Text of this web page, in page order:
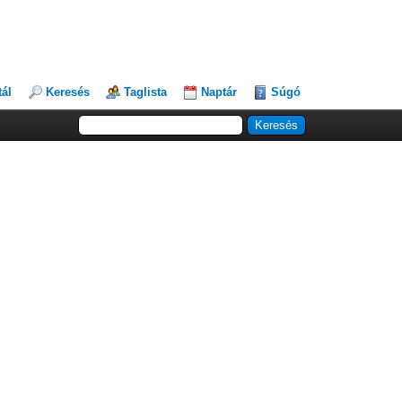
Keresés Taglista Naptár Súgó